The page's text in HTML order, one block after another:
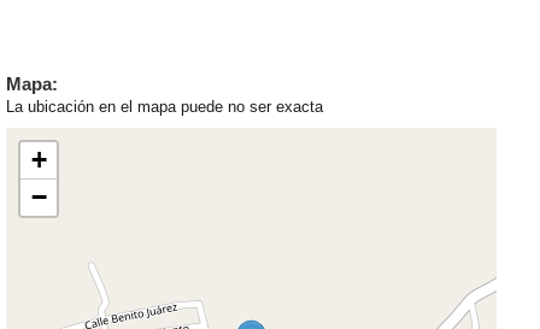
Mapa:
La ubicación en el mapa puede no ser exacta
+
−